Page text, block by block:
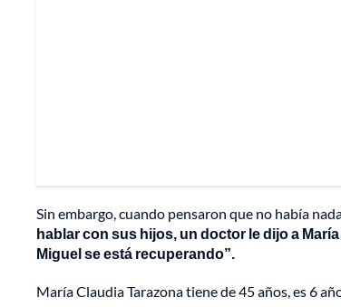
Sin embargo, cuando pensaron que no había
hablar con sus hijos, un doctor le dijo a
Miguel se está recuperando”.
María Claudia Tarazona tiene de 45 años, es 6